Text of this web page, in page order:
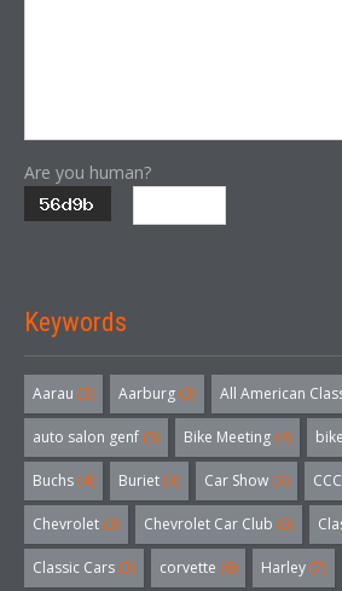
Are you human?
Keywords
Aarau (3) Aarburg (3) All American
auto salon genf (3) Bike Meeting (4)
Buchs (4) Buriet (3) Car Show (3)
Chevrolet (3) Chevrolet Car Club (3)
Classic Cars (3) corvette (6) Harley (7)